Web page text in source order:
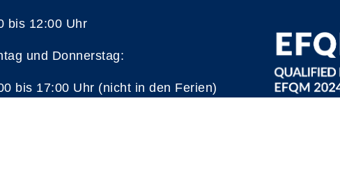
bis 12:00 Uhr
und Donnerstag:
bis 17:00 Uhr (nicht in den Ferien)